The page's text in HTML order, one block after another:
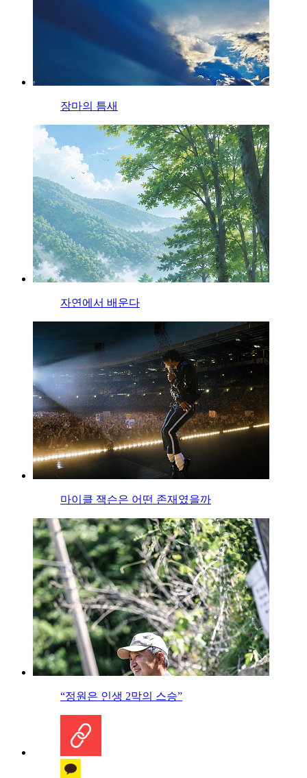
장마의 틈새
자연에서 배운다
마이클 잭슨은 어떤 존재였을까
“정원은 인생 2막의 스승”